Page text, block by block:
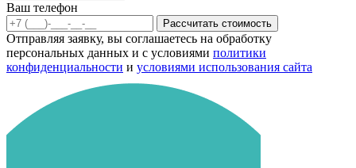
Ваш телефон
Рассчитать стоимость
Отправляя заявку, вы соглашаетесь на обработку
персональных данных и с условиями политики
конфиденциальности и условиями использования сайта